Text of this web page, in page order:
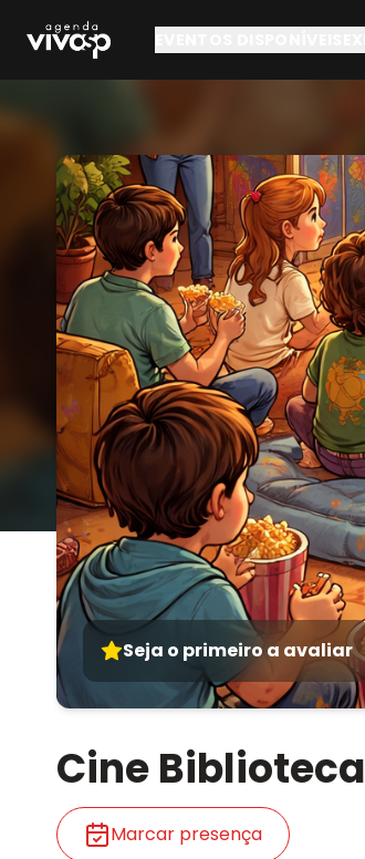
Seja o primeiro a avaliar
Cine Biblioteca
Marcar presença